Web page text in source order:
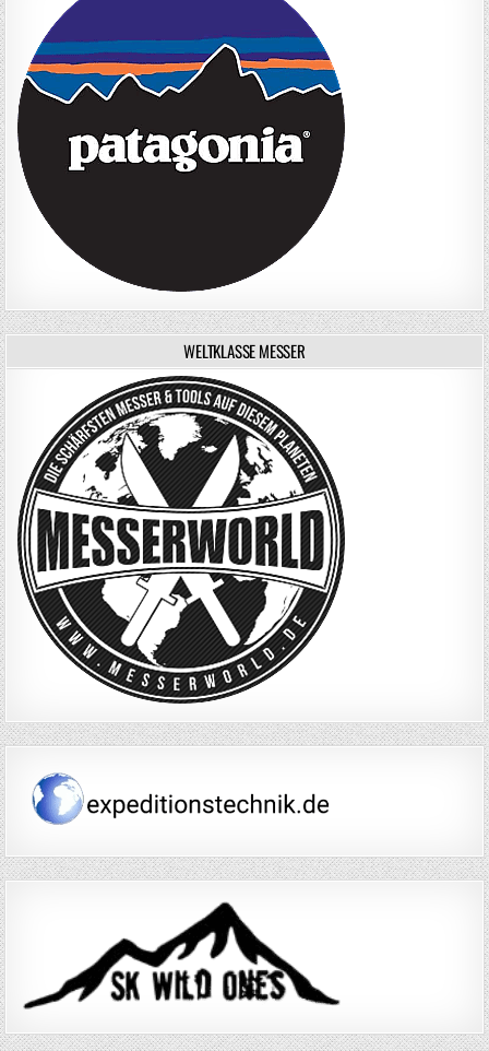
WELTKLASSE MESSER